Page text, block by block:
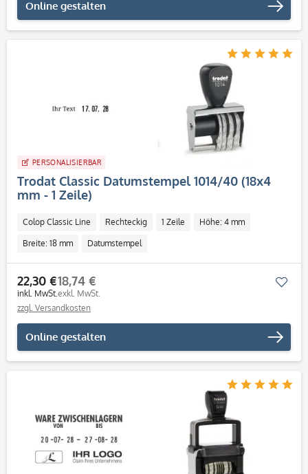
Online gestalten
PERSONALISIERBAR
Trodat Classic Datumstempel 1014/40 (18x4
mm - 1 Zeile)
Colop Classic Line Rechteckig 1 Zeile Höhe: 4 mm
Breite: 18 mm Datumstempel
22,30 €
inkl. MwSt.
18,74 €
exkl. MwSt.
zzgl. Versandkosten
Online gestalten